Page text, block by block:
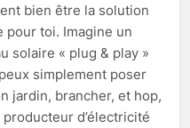
bien être la solution
pour toi. Imagine un
solaire « plug & play »
simplement poser
jardin, brancher, et hop,
d’électricité